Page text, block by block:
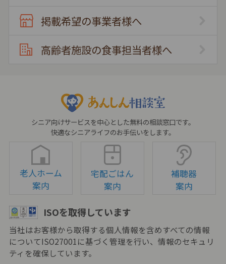
掲載希望の事業者様へ
高齢者施設の食事担当者様へ
シニア向けサービスを中心とした無料の相談窓口です。
快適なシニアライフのお手伝いをします。
老人ホーム
案内
宅配ごはん
案内
補聴器
案内
ISOを取得しています
当社はお客様から取得する個人情報を含めすべての情報
についてISO27001に基づく管理を行い、情報のセキュリ
ティを確保しています。